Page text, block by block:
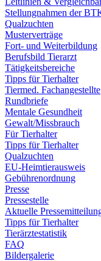
Stellungnahmen der
Qualzuchten
Musterverträge
Fort- und Weiterbildung
Berufsbild Tierarzt
Tätigkeitsbereiche
Tipps für Tierhalter
Tiermed. Fachangestellte
Rundbriefe
Mentale Gesundheit
Gewalt/Missbrauch
Für Tierhalter
Tipps für Tierhalter
Qualzuchten
EU-Heimtierausweis
Gebührenordnung
Presse
Pressestelle
Aktuelle
Tipps für Tierhalter
Tierärztestatistik
FAQ
Bildergalerie